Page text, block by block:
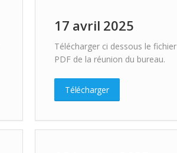
17 avril 2025
Télécharger ci dessous le fichier
PDF de la réunion du bureau.
Télécharger